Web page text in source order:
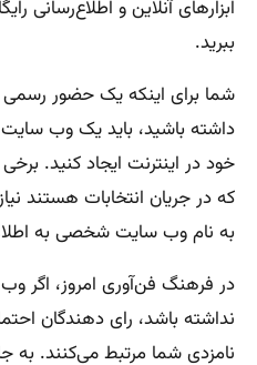
ابزارهای آنلاین و اطلاع‌رسانی
ببرید.
شما برای اینکه یک حضور رسمی
داشته باشید، باید یک وب سایت
خود در اینترنت ایجاد کنید.
که در جریان انتخابات هستند
به نام وب سایت شخصی به
در فرهنگ فن‌آوری امروز، اگر
نداشته باشد، رای دهندگان
نامزدی شما مرتبط می‌کنند.